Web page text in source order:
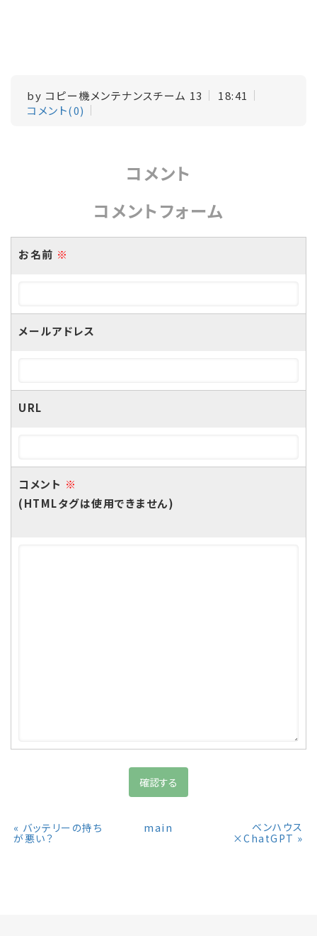
by コピー機メンテナンスチーム 13
18:41
コメント(0)
コメント
コメントフォーム
お名前 ※
メールアドレス
URL
コメント ※
(HTMLタグは使用できません)
« バッテリーの持ち
が悪い？
main
ベンハウス
×ChatGPT »